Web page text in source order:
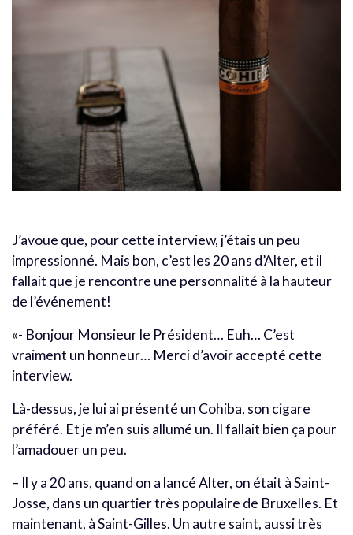
J’avoue que, pour cette interview, j’étais un peu
impressionné. Mais bon, c’est les 20 ans d’Alter, et il
fallait que je rencontre une personnalité à la hauteur
de l’événement!
«- Bonjour Monsieur le Président… Euh… C’est
vraiment un honneur… Merci d’avoir accepté cette
interview.
Là-dessus, je lui ai présenté un Cohiba, son cigare
préféré. Et je m’en suis allumé un. Il fallait bien ça pour
l’amadouer un peu.
– Il y a 20 ans, quand on a lancé Alter, on était à Saint-
Josse, dans un quartier très populaire de Bruxelles. Et
maintenant, à Saint-Gilles. Un autre saint, aussi très